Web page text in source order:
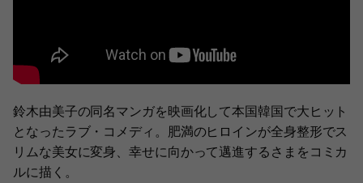
鈴木由美子の同名マンガを映画化して本国韓国で大ヒット
となったラブ・コメディ。肥満のヒロインが全身整形でス
リムな美女に変身、幸せに向かって邁進するさまをコミカ
ルに描く。